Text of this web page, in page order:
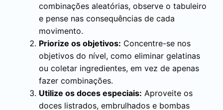
combinações aleatórias, observe o tabuleiro
e pense nas consequências de cada
movimento.
Priorize os objetivos: Concentre-se nos
objetivos do nível, como eliminar gelatinas
ou coletar ingredientes, em vez de apenas
fazer combinações.
Utilize os doces especiais: Aproveite os
doces listrados, embrulhados e bombas